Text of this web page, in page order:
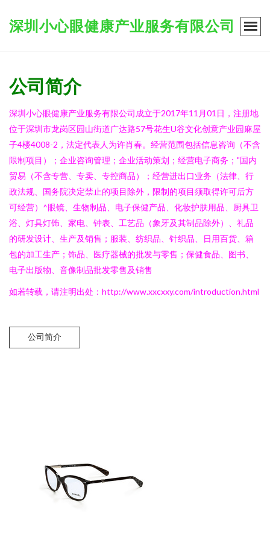
深圳小心眼健康产业服务有限公司
公司简介
深圳小心眼健康产业服务有限公司成立于2017年11月01日，注册地
位于深圳市龙岗区园山街道广达路57号花生U谷文化创意产业园麻屋
子4楼4008-2，法定代表人为许肖春。经营范围包括信息咨询（不含
限制项目）；企业咨询管理；企业活动策划；经营电子商务；"国内
贸易（不含专营、专卖、专控商品）；经营进出口业务（法律、行
政法规、国务院决定禁止的项目除外，限制的项目须取得许可后方
可经营）^眼镜、生物制品、电子保健产品、化妆护肤用品、厨具卫
浴、灯具灯饰、家电、钟表、工艺品（象牙及其制品除外）、礼品
的研发设计、生产及销售；服装、纺织品、针织品、日用百货、箱
包的加工生产；饰品、医疗器械的批发与零售；保健食品、图书、
电子出版物、音像制品批发零售及销售
如若转载，请注明出处：http://www.xxcxxy.com/introduction.html
公司简介